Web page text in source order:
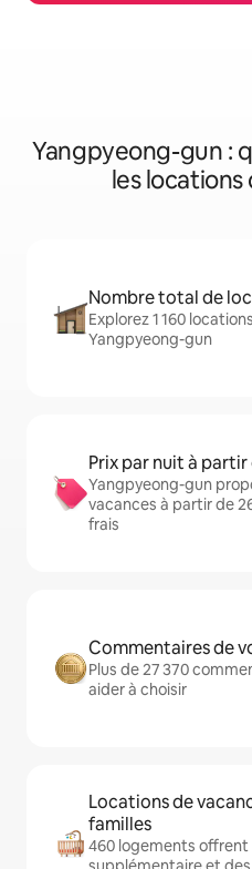
Yangpyeong-gun :
les
Nombre total de
Explorez 1 160
Yangpyeong-gun
Prix par nuit à partir
Yangpyeong-gun
vacances à partir de
frais
Commentaires de
Plus de 27 370
aider à choisir
Locations de
familles
460 logements offrent